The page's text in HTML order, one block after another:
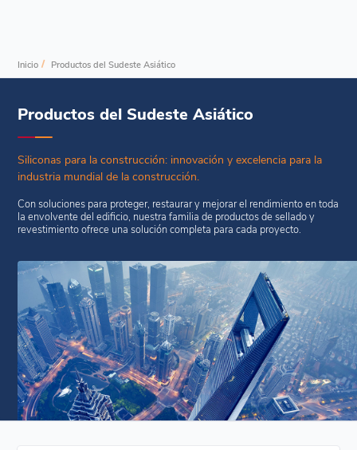
Inicio / Productos del Sudeste Asiático
Productos del Sudeste Asiático
Siliconas para la construcción: innovación y excelencia para la
industria mundial de la construcción.
Con soluciones para proteger, restaurar y mejorar el rendimiento en toda
la envolvente del edificio, nuestra familia de productos de sellado y
revestimiento ofrece una solución completa para cada proyecto.